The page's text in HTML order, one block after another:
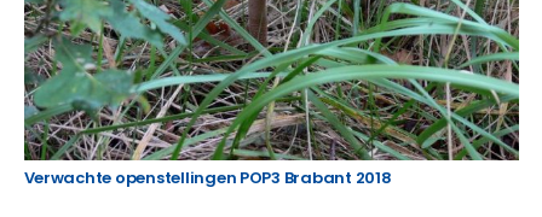
Verwachte openstellingen POP3 Brabant 2018